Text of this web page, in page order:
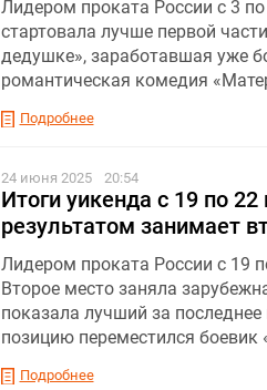
Лидером проката России с 3
стартовала лучше первой
дедушке», заработавшая уже
романтическая комедия
Подробнее
24 июня 2025 20:54
Итоги уикенда с 19 по
результатом занимает
Лидером проката России с 19
Второе место заняла
показала лучший за
позицию переместился боевик
Подробнее